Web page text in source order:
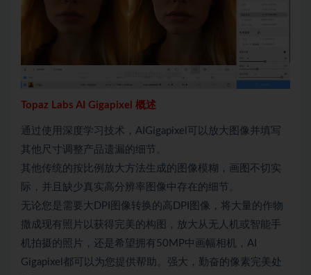
Topaz Labs AI Gigapixel 概述
通过使用深度学习技术，AIGigapixel可以放大图像并填写
其他尺寸调整产品遗漏的细节。
其他传统的按比例放大方法生成的图像模糊，画图不切实
际，并且缺少真实高分辨率图像中存在的细节。
无论您是需要大DPI图像转换的高DPI图像，将大量的作物
撒成现有照片以获得完美的构图，放大从无人机或智能手
机拍摄的照片，还是希望拥有50MP中画幅相机，AI
Gigapixel都可以为您提供帮助。强大，勤奋的像素完美处